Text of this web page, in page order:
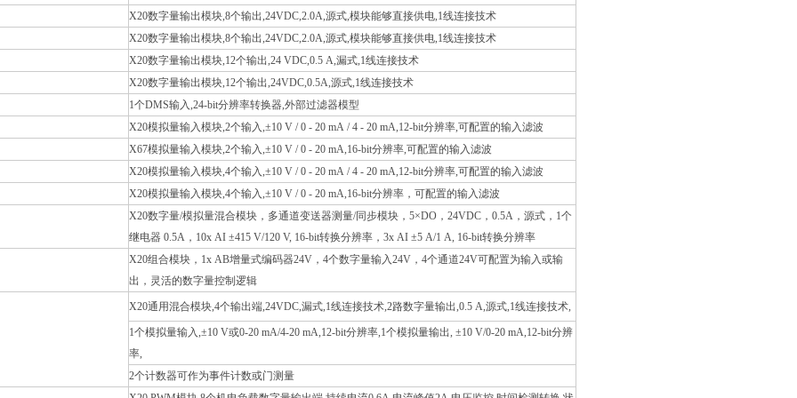
X20数字量输出模块,8个输出,24VDC,2.0A,源式,模块能够直接供电,1线连接技术
X20数字量输出模块,8个输出,24VDC,2.0A,源式,模块能够直接供电,1线连接技术
X20数字量输出模块,12个输出,24 VDC,0.5 A,漏式,1线连接技术
X20数字量输出模块,12个输出,24VDC,0.5A,源式,1线连接技术
1个DMS输入,24-bit分辨率转换器,外部过滤器模型
X20模拟量输入模块,2个输入,±10 V / 0 - 20 mA / 4 - 20 mA,12-bit分辨率,可配置的输入滤波
X67模拟量输入模块,2个输入,±10 V / 0 - 20 mA,16-bit分辨率,可配置的输入滤波
X20模拟量输入模块,4个输入,±10 V / 0 - 20 mA / 4 - 20 mA,12-bit分辨率,可配置的输入滤波
X20模拟量输入模块,4个输入,±10 V / 0 - 20 mA,16-bit分辨率，可配置的输入滤波
X20数字量/模拟量混合模块，多通道变送器测量/同步模块，5×DO，24VDC，0.5A，源式，1个
继电器 0.5A，10x AI ±415 V/120 V, 16-bit转换分辨率，3x AI ±5 A/1 A, 16-bit转换分辨率
X20组合模块，1x AB增量式编码器24V，4个数字量输入24V，4个通道24V可配置为输入或输
出，灵活的数字量控制逻辑
X20通用混合模块,4个输出端,24VDC,漏式,1线连接技术,2路数字量输出,0.5 A,源式,1线连接技术,
1个模拟量输入,±10 V或0-20 mA/4-20 mA,12-bit分辨率,1个模拟量输出, ±10 V/0-20 mA,12-bit分辨
率,
2个计数器可作为事件计数或门测量